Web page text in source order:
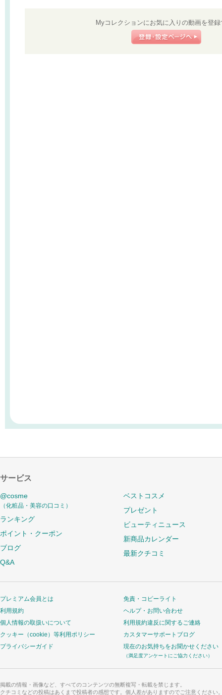
Myコレクションにお気に入りの動画を登録
サービス
@cosme
（化粧品・美容の口コミ）
ランキング
ポイント・クーポン
ブログ
Q&A
ベストコスメ
プレゼント
ビューティニュース
新商品カレンダー
最新クチコミ
プレミアム会員とは
利用規約
個人情報の取扱いについて
クッキー（cookie）等利用ポリシー
プライバシーガイド
免責・コピーライト
ヘルプ・お問い合わせ
利用規約違反に関するご連絡
カスタマーサポートブログ
現在のお気持ちをお聞かせください
（満足度アンケートにご協力ください）
掲載の情報・画像など、すべてのコンテンツの無断複写・転載を禁じます。
クチコミなどの投稿はあくまで投稿者の感想です。個人差がありますのでご注意ください